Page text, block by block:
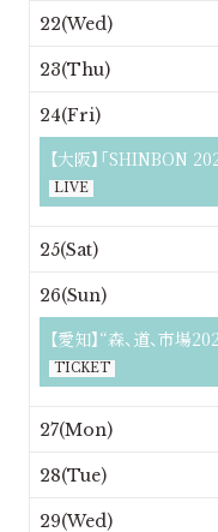
22(Wed)
23(Thu)
24(Fri)
【大阪】「SHINBON
LIVE
25(Sat)
26(Sun)
【愛知】“森、道、市場
TICKET
27(Mon)
28(Tue)
29(Wed)